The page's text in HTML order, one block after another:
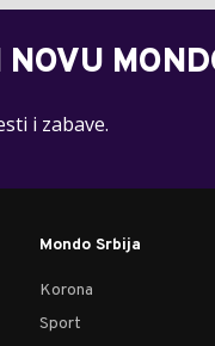
NOVU
i zabave.
Mondo Srbija
Korona
Sport